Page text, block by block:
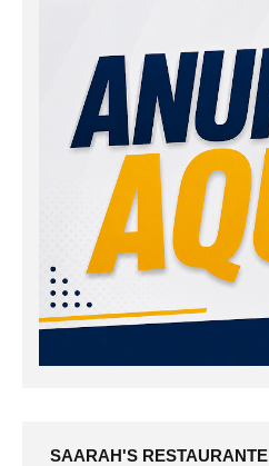
SAARAH'S RESTAURANTE